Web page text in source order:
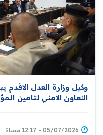
وكيل وزارة العدل الاقدم
التعاون الامني لتامين
05/07/2026 - 12:17 مساءً